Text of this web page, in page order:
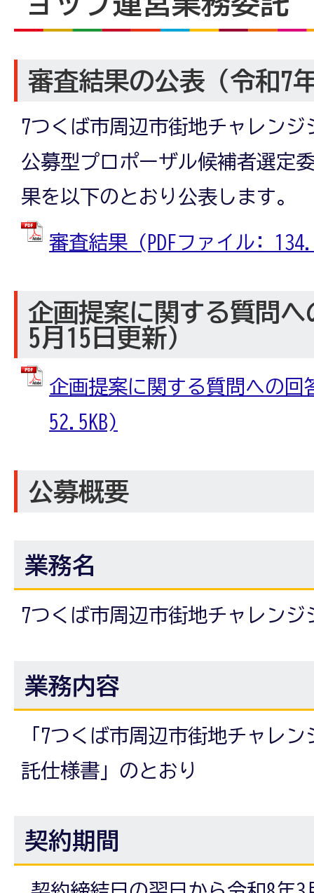
審査結果の公表（令和7
7つくば市周辺市街地チャレン
公募型プロポーザル候補者選定
果を以下のとおり公表します。
審査結果 (PDFファイル:
企画提案に関する質問へ
5月15日更新）
企画提案に関する質問への回
52.5KB)
公募概要
業務名
7つくば市周辺市街地チャレン
業務内容
「7つくば市周辺市街地チャレ
託仕様書」のとおり
契約期間